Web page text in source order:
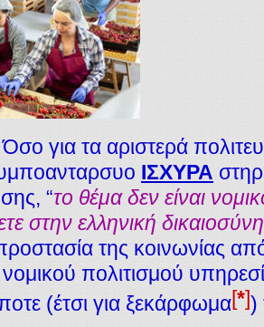
Όσο για τα αριστερά
ΙΣΧΥΡΑ
“το θέμα δεν είναι
στην ελληνική
της κοινωνίας
πολιτισμού
(έτσι για ξεκάρφωμα[*])